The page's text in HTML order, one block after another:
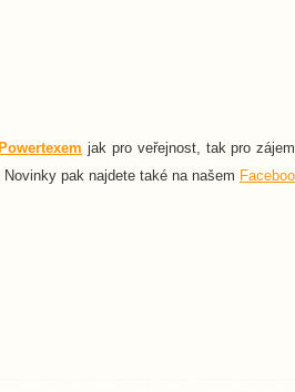
jak pro veřejnost, tak pro
Novinky pak najdete také na našem